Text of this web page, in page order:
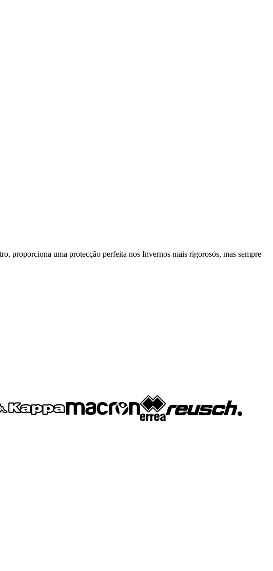
proporciona uma protecção perfeita nos Invernos mais rigorosos, mas sempre